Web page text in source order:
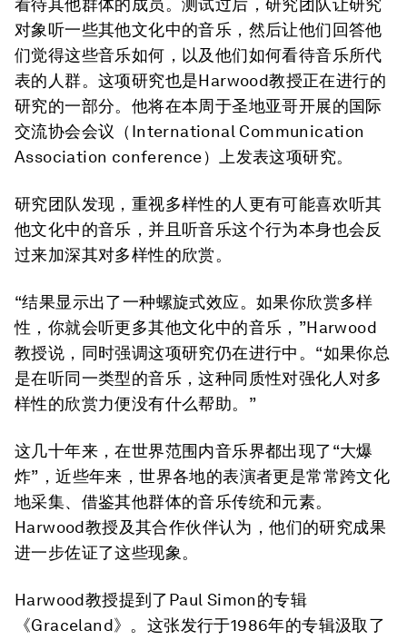
看待其他群体的成员。测试过后，研究团队让研究
对象听一些其他文化中的音乐，然后让他们回答他
们觉得这些音乐如何，以及他们如何看待音乐所代
表的人群。这项研究也是Harwood教授正在进行的
研究的一部分。他将在本周于圣地亚哥开展的国际
交流协会会议（International Communication
Association conference）上发表这项研究。
研究团队发现，重视多样性的人更有可能喜欢听其
他文化中的音乐，并且听音乐这个行为本身也会反
过来加深其对多样性的欣赏。
“结果显示出了一种螺旋式效应。如果你欣赏多样
性，你就会听更多其他文化中的音乐，”Harwood
教授说，同时强调这项研究仍在进行中。“如果你总
是在听同一类型的音乐，这种同质性对强化人对多
样性的欣赏力便没有什么帮助。”
这几十年来，在世界范围内音乐界都出现了“大爆
炸”，近些年来，世界各地的表演者更是常常跨文化
地采集、借鉴其他群体的音乐传统和元素。
Harwood教授及其合作伙伴认为，他们的研究成果
进一步佐证了这些现象。
Harwood教授提到了Paul Simon的专辑
《Graceland》。这张发行于1986年的专辑汲取了